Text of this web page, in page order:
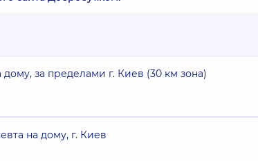
за пределами г. Киев (30 км зона)
на дому, г. Киев